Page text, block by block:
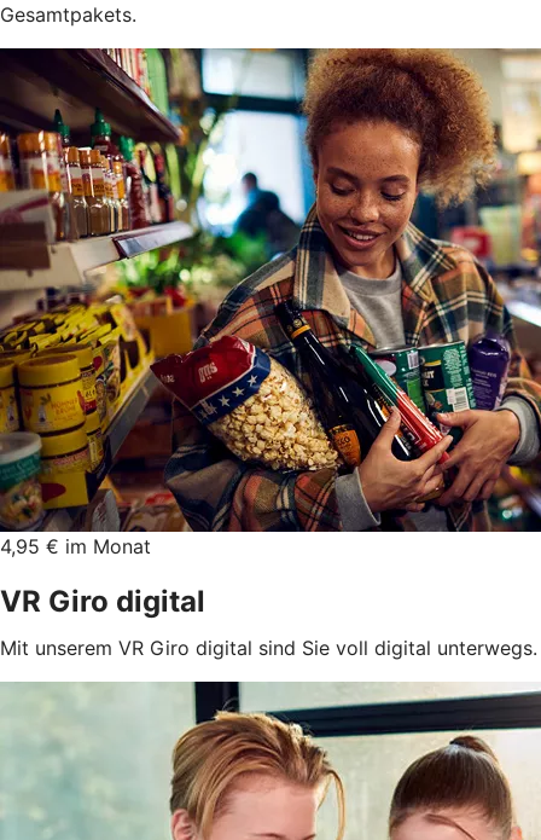
Gesamtpakets.
4,95 € im Monat
VR Giro digital
Mit unserem VR Giro digital sind Sie voll digital unterwegs.